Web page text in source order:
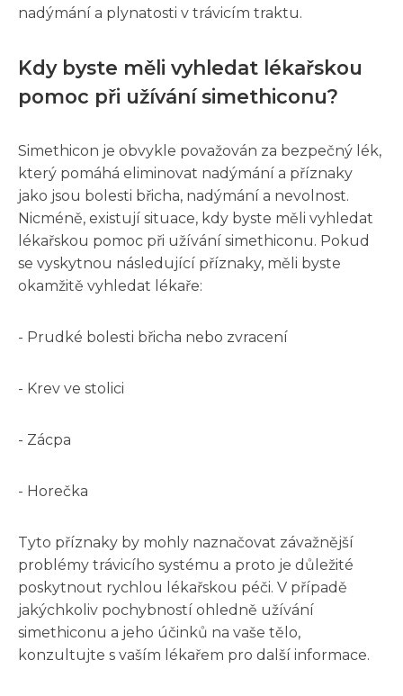
nadýmání a plynatosti v trávicím traktu.
Kdy byste měli vyhledat lékařskou
pomoc při užívání simethiconu?
Simethicon je obvykle považován za bezpečný lék,
který pomáhá eliminovat nadýmání a příznaky
jako jsou bolesti břicha, nadýmání a nevolnost.
Nicméně, existují situace, kdy byste měli vyhledat
lékařskou pomoc při užívání simethiconu. Pokud
se vyskytnou následující příznaky, měli byste
okamžitě vyhledat lékaře:
- Prudké bolesti břicha nebo zvracení
- Krev ve stolici
- Zácpa
- Horečka
Tyto příznaky by mohly naznačovat závažnější
problémy trávicího systému a proto je důležité
poskytnout rychlou lékařskou péči. V případě
jakýchkoliv pochybností ohledně užívání
simethiconu a jeho účinků na vaše tělo,
konzultujte s vaším lékařem pro další informace.